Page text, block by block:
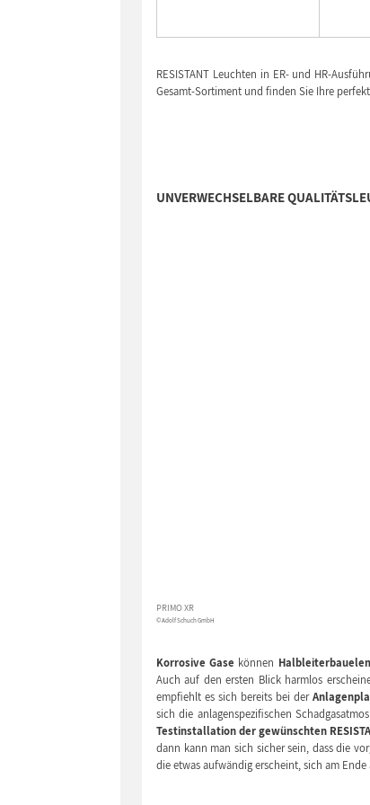
RESISTANT Leuchten in ER- und HR-
Gesamt-Sortiment und finden Sie Ihre
UNVERWECHSELBARE
PRIMO XR
© Adolf Schuch GmbH
Korrosive Gase können
Auch auf den ersten Blick harmlos
empfiehlt es sich bereits bei der
sich die anlagenspezifischen
Testinstallation der gewünschten
dann kann man sich sicher sein, dass die
die etwas aufwändig erscheint, sich am Ende